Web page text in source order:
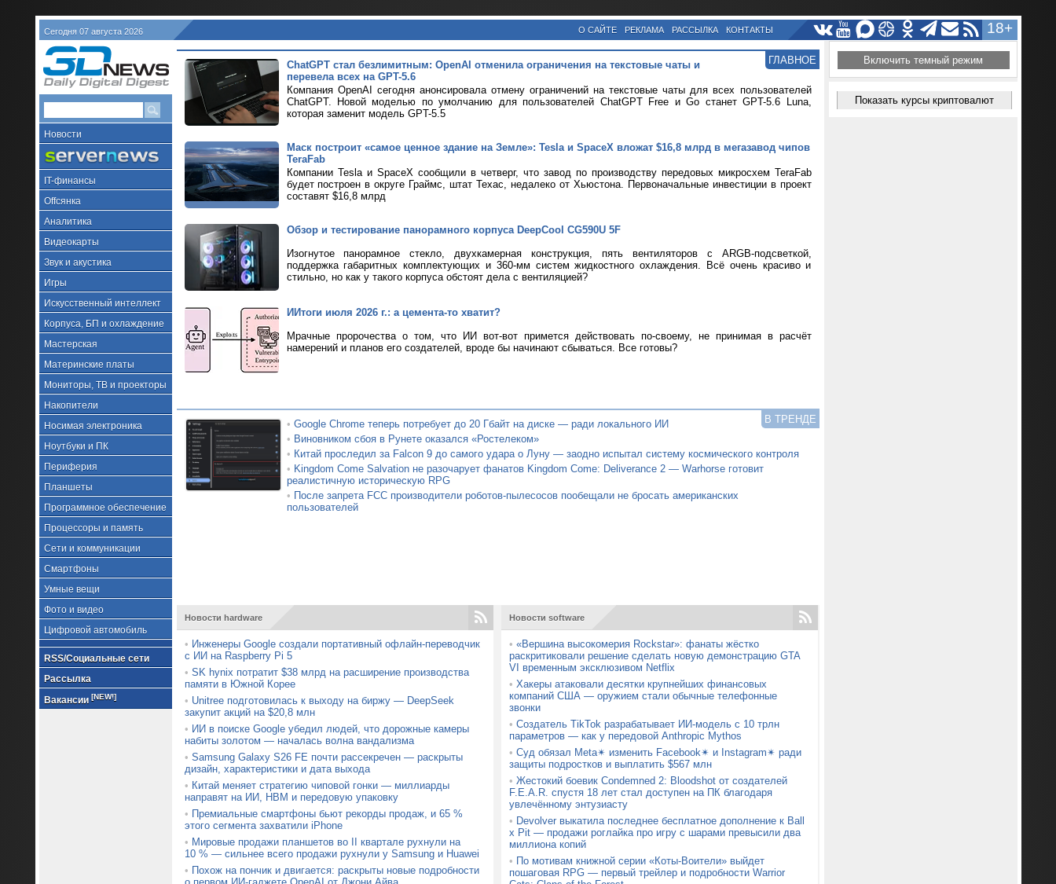
Сегодня 07 августа 2026 18+
О САЙТЕ РЕКЛАМА РАССЫЛКА КОНТАКТЫ
Новости
IT-финансы
Offсянка
Аналитика
Видеокарты
Звук и акустика
Игры
Искусственный интеллект
Корпуса, БП и охлаждение
Мастерская
Материнские платы
Мониторы, ТВ и проекторы
Накопители
Носимая электроника
Ноутбуки и ПК
Периферия
Планшеты
Программное обеспечение
Процессоры и память
Сети и коммуникации
Смартфоны
Умные вещи
Фото и видео
Цифровой автомобиль
RSS/Социальные сети
Рассылка
Вакансии [NEW!]
ГЛАВНОЕ
ChatGPT стал безлимитным: OpenAI отменила ограничения на текстовые чаты и
перевела всех на GPT-5.6
Компания OpenAI сегодня анонсировала отмену ограничений на текстовые чаты для всех пользователей
ChatGPT. Новой моделью по умолчанию для пользователей ChatGPT Free и Go станет GPT-5.6 Luna,
которая заменит модель GPT-5.5
Маск построит «самое ценное здание на Земле»: Tesla и SpaceX вложат $16,8 млрд в мегазавод чипов
TeraFab
Компании Tesla и SpaceX сообщили в четверг, что завод по производству передовых микросхем TeraFab
будет построен в округе Граймс, штат Техас, недалеко от Хьюстона. Первоначальные инвестиции в проект
составят $16,8 млрд
Обзор и тестирование панорамного корпуса DeepCool CG590U 5F
Изогнутое панорамное стекло, двухкамерная конструкция, пять вентиляторов с ARGB-подсветкой,
поддержка габаритных комплектующих и 360-мм систем жидкостного охлаждения. Всё очень красиво и
стильно, но как у такого корпуса обстоят дела с вентиляцией?
ИИтоги июля 2026 г.: а цемента-то хватит?
Мрачные пророчества о том, что ИИ вот-вот примется действовать по-своему, не принимая в расчёт
намерений и планов его создателей, вроде бы начинают сбываться. Все готовы?
В ТРЕНДЕ
• Google Chrome теперь потребует до 20 Гбайт на диске — ради локального ИИ
• Виновником сбоя в Рунете оказался «Ростелеком»
• Китай проследил за Falcon 9 до самого удара о Луну — заодно испытал систему космического контроля
• Kingdom Come Salvation не разочарует фанатов Kingdom Come: Deliverance 2 — Warhorse готовит
реалистичную историческую RPG
• После запрета FCC производители роботов-пылесосов пообещали не бросать американских
пользователей
Новости hardware
• Инженеры Google создали портативный офлайн-переводчик
с ИИ на Raspberry Pi 5
• SK hynix потратит $38 млрд на расширение производства
памяти в Южной Корее
• Unitree подготовилась к выходу на биржу — DeepSeek
закупит акций на $20,8 млн
• ИИ в поиске Google убедил людей, что дорожные камеры
набиты золотом — началась волна вандализма
• Samsung Galaxy S26 FE почти рассекречен — раскрыты
дизайн, характеристики и дата выхода
• Китай меняет стратегию чиповой гонки — миллиарды
направят на ИИ, HBM и передовую упаковку
• Премиальные смартфоны бьют рекорды продаж, и 65 %
этого сегмента захватили iPhone
• Мировые продажи планшетов во II квартале рухнули на
10 % — сильнее всего продажи рухнули у Samsung и Huawei
• Похож на пончик и двигается: раскрыты новые подробности
Новости software
• «Вершина высокомерия Rockstar»: фанаты жёстко
раскритиковали решение сделать новую демонстрацию GTA
VI временным эксклюзивом Netflix
• Хакеры атаковали десятки крупнейших финансовых
компаний США — оружием стали обычные телефонные
звонки
• Создатель TikTok разрабатывает ИИ-модель с 10 трлн
параметров — как у передовой Anthropic Mythos
• Суд обязал Meta✴ изменить Facebook✴ и Instagram✴ ради
защиты подростков и выплатить $567 млн
• Жестокий боевик Condemned 2: Bloodshot от создателей
F.E.A.R. спустя 18 лет стал доступен на ПК благодаря
увлечённому энтузиасту
• Devolver выкатила последнее бесплатное дополнение к Ball
x Pit — продажи роглайка про игру с шарами превысили два
миллиона копий
• По мотивам книжной серии «Коты-Воители» выйдет
пошаговая RPG — первый трейлер и подробности Warrior
Включить темный режим
Показать курсы криптовалют